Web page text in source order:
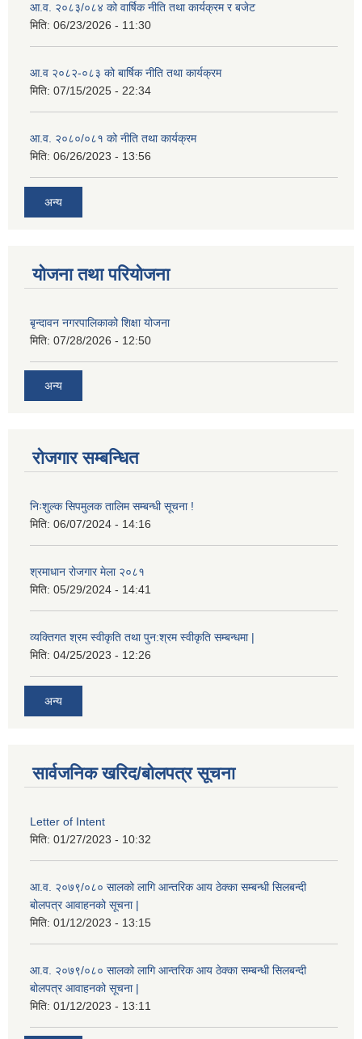
आ.व. २०८३/०८४ को वार्षिक नीति तथा कार्यक्रम र बजेट
मिति: 06/23/2026 - 11:30
आ.व २०८२-०८३ को बार्षिक नीति तथा कार्यक्रम
मिति: 07/15/2025 - 22:34
आ.व. २०८०/०८१ को नीति तथा कार्यक्रम
मिति: 06/26/2023 - 13:56
अन्य
योजना तथा परियोजना
बृन्दावन नगरपालिकाको शिक्षा योजना
मिति: 07/28/2026 - 12:50
अन्य
रोजगार सम्बन्धित
निःशुल्क सिपमुलक तालिम सम्बन्धी सूचना !
मिति: 06/07/2024 - 14:16
श्रमाधान रोजगार मेला २०८१
मिति: 05/29/2024 - 14:41
व्यक्तिगत श्रम स्वीकृति तथा पुन:श्रम स्वीकृति सम्बन्धमा |
मिति: 04/25/2023 - 12:26
अन्य
सार्वजनिक खरिद/बोलपत्र सूचना
Letter of Intent
मिति: 01/27/2023 - 10:32
आ.व. २०७९/०८० सालको लागि आन्तरिक आय ठेक्का सम्बन्धी सिलबन्दी
बोलपत्र आवाहनको सूचना |
मिति: 01/12/2023 - 13:15
आ.व. २०७९/०८० सालको लागि आन्तरिक आय ठेक्का सम्बन्धी सिलबन्दी
बोलपत्र आवाहनको सूचना |
मिति: 01/12/2023 - 13:11